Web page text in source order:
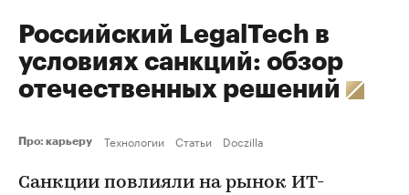
Российский LegalTech в
условиях санкций: обзор
отечественных решений
Про: карьеру Технологии Статьи Doczilla
Санкции повлияли на рынок ИТ-